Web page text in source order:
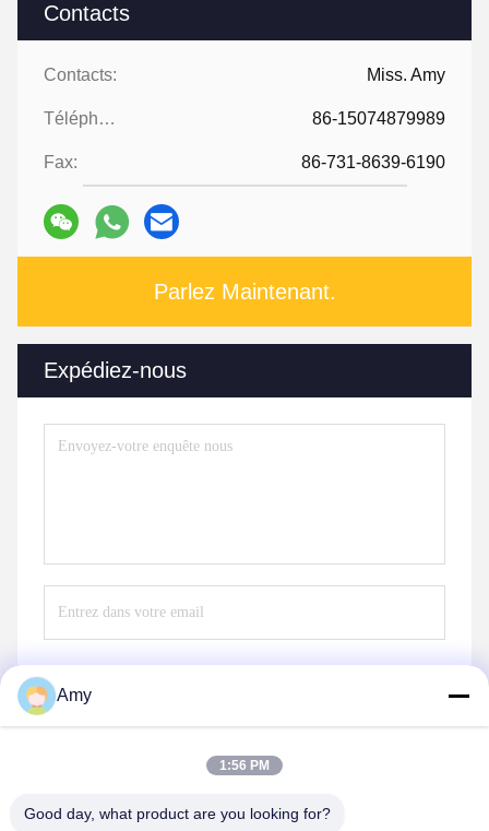
Contacts
Contacts: Miss. Amy
Téléphone: 86-15074879989
Fax: 86-731-8639-6190
Parlez Maintenant.
Expédiez-nous
Amy
1:56 PM
Good day, what product are you looking for?